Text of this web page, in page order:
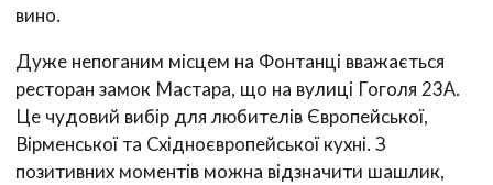
вино.
Дуже непоганим місцем на Фонтанці вважається
ресторан замок Мастара, що на вулиці Гоголя 23А.
Це чудовий вибір для любителів Європейської,
Вірменської та Східноєвропейської кухні. З
позитивних моментів можна відзначити шашлик,